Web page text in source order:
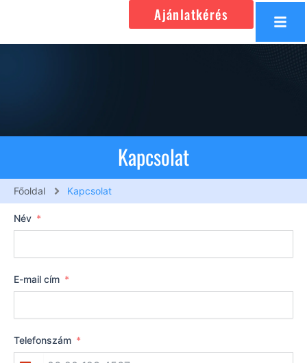
Ajánlatkérés
Kapcsolat
Főoldal Kapcsolat
Név
E-mail cím
Telefonszám